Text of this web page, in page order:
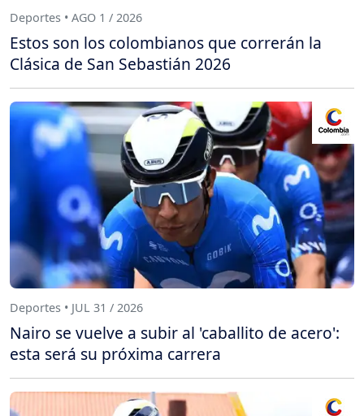
Deportes • AGO 1 / 2026
Estos son los colombianos que correrán la
Clásica de San Sebastián 2026
Deportes • JUL 31 / 2026
Nairo se vuelve a subir al 'caballito de acero':
esta será su próxima carrera